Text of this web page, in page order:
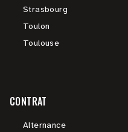
Strasbourg
Toulon
Toulouse
CONTRAT
Alternance